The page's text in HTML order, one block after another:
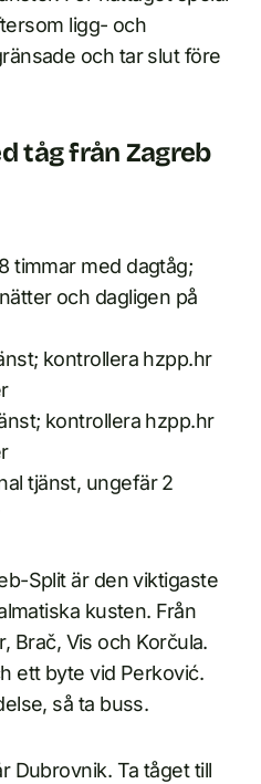
ligg- och
och tar slut före
tåg från Zagreb
timmar med dagtåg;
och dagligen på
kontrollera hzpp.hr
kontrollera hzpp.hr
tjänst, ungefär 2
Split är den viktigaste
kusten. Från
Brač, Vis och Korčula.
ett byte vid Perković.
så ta buss.
Dubrovnik. Ta tåget till